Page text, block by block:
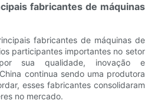
fabricantes de máquinas
fabricantes de máquinas de
participantes importantes no setor
sua qualidade, inovação e
continua sendo uma produtora
esses fabricantes consolidaram
no mercado.